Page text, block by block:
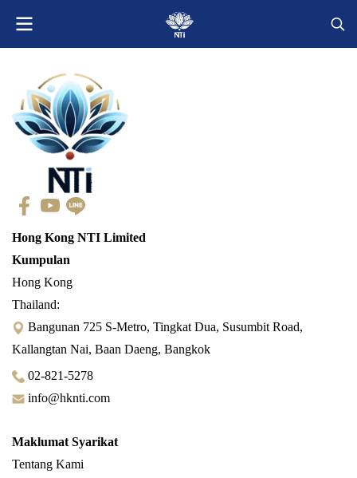
Hong Kong NTI Limited
Kumpulan
Hong Kong
Thailand:
Bangunan 725 S-Metro, Tingkat Dua, Susumbit Road,
Kallangtan Nai, Baan Daeng, Bangkok
02-821-5278
info@hknti.com
Maklumat Syarikat
Tentang Kami